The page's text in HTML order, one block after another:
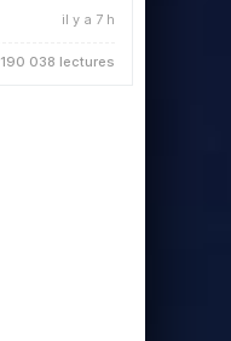
il y a 7 h
190 038 lectures